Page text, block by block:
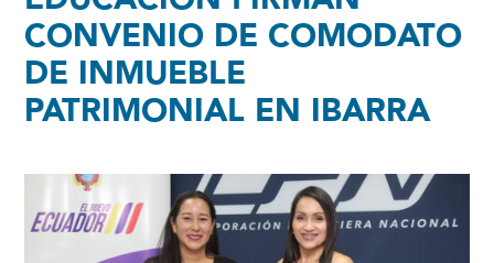
CONVENIO DE COMODATO
DE INMUEBLE
PATRIMONIAL EN IBARRA